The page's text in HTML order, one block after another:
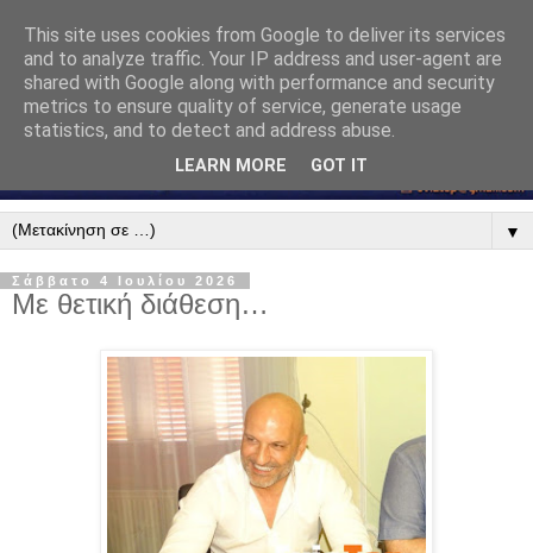
▼
Σάββατο 4 Ιουλίου 2026
Με θετική διάθεση…
This site uses cookies from Google to deliver its services
and to analyze traffic. Your IP address and user-agent are
shared with Google along with performance and security
metrics to ensure quality of service, generate usage
statistics, and to detect and address abuse.
LEARN MORE GOT IT